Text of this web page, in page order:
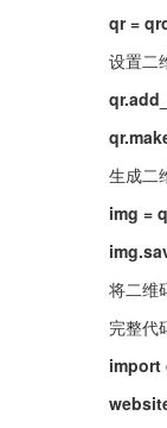
qr =
设置二
生成二
img =
将二维
完整代
import